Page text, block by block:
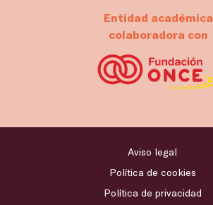
Entidad académica
colaboradora con
Aviso legal
Política de cookies
Política de privacidad